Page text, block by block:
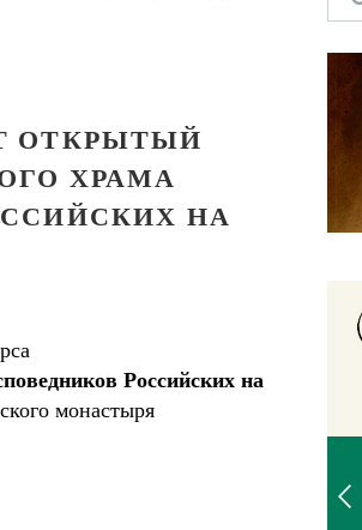
ОТКРЫТЫЙ
ХРАМА
НА
Российских на
монастыря